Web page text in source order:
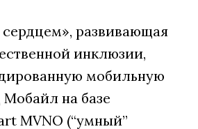
развивающая
инклюзии,
мобильную
на базе
MVNO (“умный”